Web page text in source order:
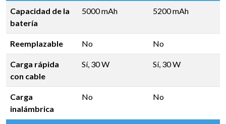
Capacidad de la
batería
5000 mAh 5200 mAh
Reemplazable No No
Carga rápida
con cable
Sí, 30 W Sí, 30 W
Carga
inalámbrica
No No